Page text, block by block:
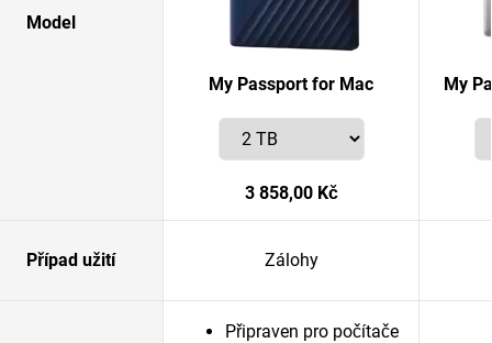
Model
My Passport for Mac
3 858,00 Kč
My
Případ užití Zálohy
Připraven pro počítače